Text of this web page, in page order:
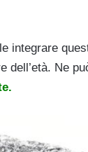
integrare
dell’età. Ne